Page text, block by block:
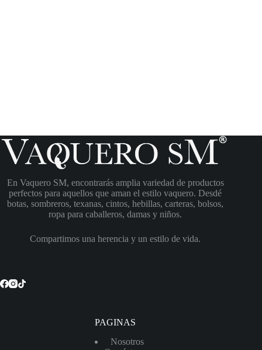
En Vaquero SM, encontrarás amplia variedad de productos
perfectos para aquellos que aman el estilo vaquero. Desdé
botas, sombreros, texanas, cintos, hebillas, carteras, bolsos,
ropa para caballeros, damas y niños.
Compartimos una herencia y un estilo de vida.
PAGINAS
Nosotros